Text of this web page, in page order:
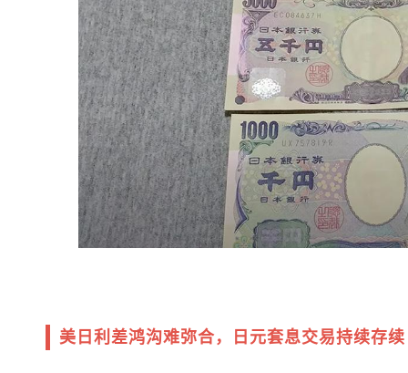
美日利差鸿沟难弥合，日元套息交易持续存续